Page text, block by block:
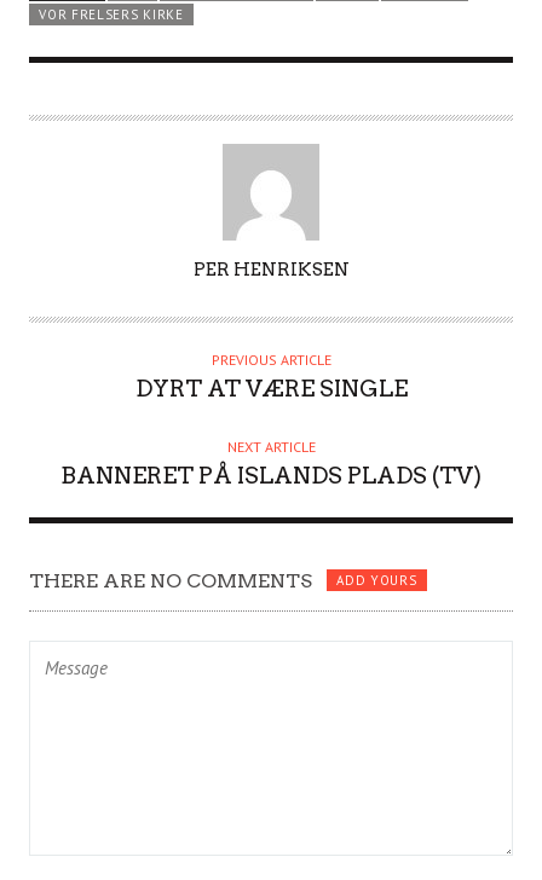
VOR FRELSERS KIRKE
T
PER HENRIKSEN
PREVIOUS ARTICLE
DYRT AT VÆRE SINGLE
NEXT ARTICLE
BANNERET PÅ ISLANDS PLADS (TV)
THERE ARE NO COMMENTS ADD YOURS